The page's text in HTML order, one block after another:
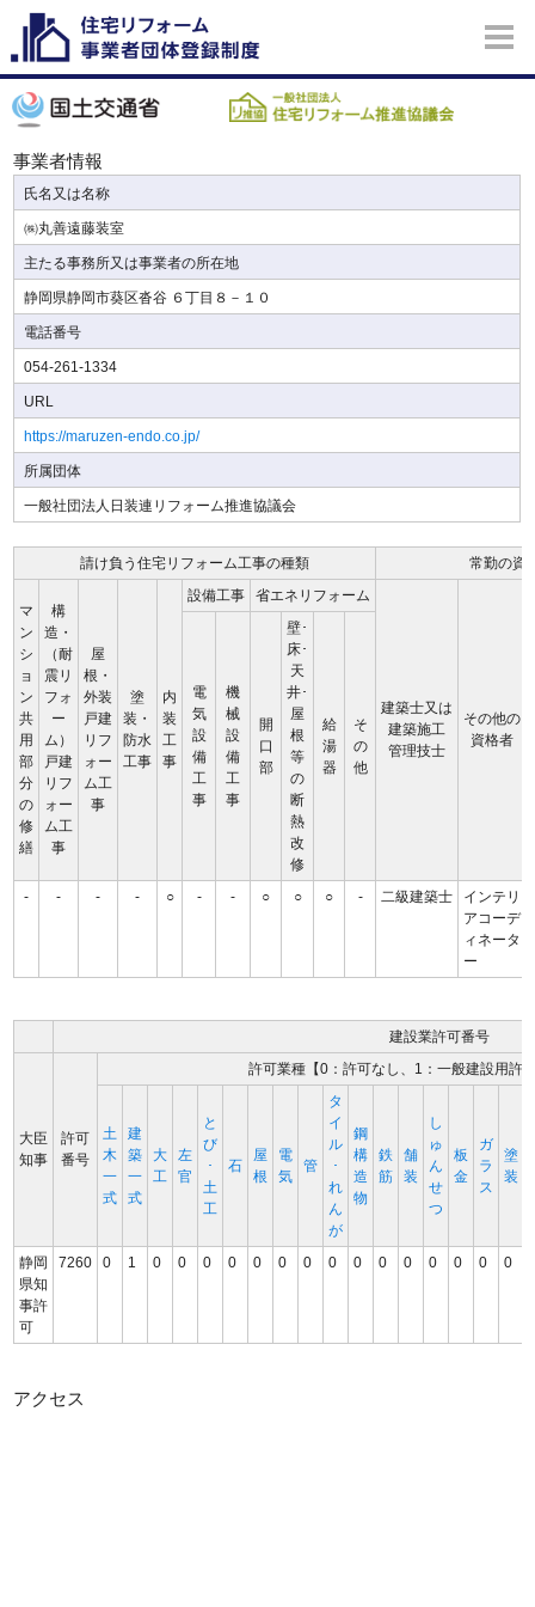
事業者情報
氏名又は名称
㈱丸善遠藤装室
主たる事務所又は事業者の所在地
静岡県静岡市葵区沓谷 ６丁目８－１０
電話番号
054-261-1334
URL
https://maruzen-endo.co.jp/
所属団体
一般社団法人日装連リフォーム推進協議会
請け負う住宅リフォーム工事の種類 常勤の資
マ
ン
シ
ョ
ン
共
用
部
分
の
修
繕
構
造・
（耐
震リ
フォ
ー
ム）
戸建
リフ
ォー
ム工
事
屋
根・
外装
戸建
リフ
ォー
ム工
事
塗
装・
防水
工事
内
装
工
事
設備工事 省エネリフォーム
建築士又は
建築施工
管理技士
その他の
資格者
電
気
設
備
工
事
機
械
設
備
工
事
開
口
部
壁･
床･
天
井･
屋
根
等
の
断
熱
改
修
給
湯
器
そ
の
他
- - - - ○ - - ○ ○ ○ - 二級建築士
インテリ
アコーデ
ィネータ
ー
建設業許可番号
大臣
知事
許可
番号
許可業種【0：許可なし、1：一般建設用許
土
木
一
式
建
築
一
式
大
工
左
官
と
び
･
土
工
石
屋
根
電
気
管
タ
イ
ル
･
れ
ん
が
鋼
構
造
物
鉄
筋
舗
装
し
ゅ
ん
せ
つ
板
金
ガ
ラ
ス
塗
装
静岡
県知
事許
可
7260 0 1 0 0 0 0 0 0 0 0 0 0 0 0 0 0 0
アクセス